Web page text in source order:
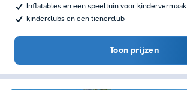
Inflatables en een speeltuin voor kindervermaak
kinderclubs en een tienerclub
Toon prijzen